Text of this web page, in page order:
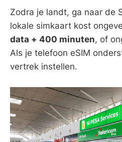
Zodra je landt, ga naar de
lokale simkaart kost
data + 400 minuten, of
Als je telefoon eSIM
vertrek instellen.